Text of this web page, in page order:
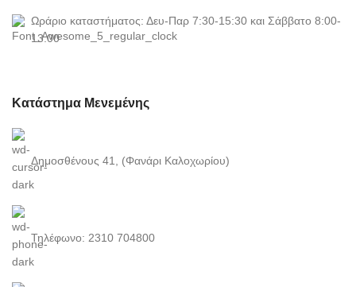
Ωράριο καταστήματος: Δευ-Παρ 7:30-15:30 και Σάββατο 8:00-
13:00
Κατάστημα Μενεμένης
Δημοσθένους 41, (Φανάρι Καλοχωρίου)
Τηλέφωνο: 2310 704800